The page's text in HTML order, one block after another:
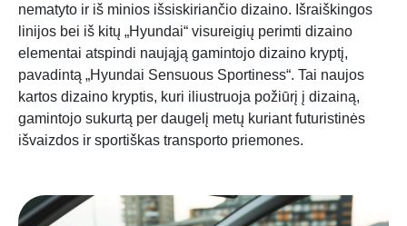
nematyto ir iš minios išsiskiriančio dizaino. Išraiškingos
linijos bei iš kitų „Hyundai“ visureigių perimti dizaino
elementai atspindi naująją gamintojo dizaino kryptį,
pavadintą „Hyundai Sensuous Sportiness“. Tai naujos
kartos dizaino kryptis, kuri iliustruoja požiūrį į dizainą,
gamintojo sukurtą per daugelį metų kuriant futuristinės
išvaizdos ir sportiškas transporto priemones.